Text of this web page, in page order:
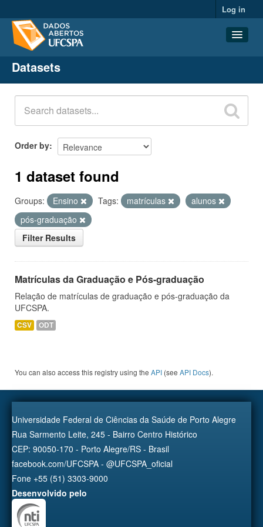
Log in
Datasets
Organizations
Groups
About
Datasets
Order by
1 dataset found
Groups: Ensino Tags: matrículas
alunos
pós-graduação
Filter Results
Matrículas da Graduação e Pós-graduação
Relação de matrículas de graduação e pós-graduação da
UFCSPA.
CSV ODT
You can also access this registry using the API (see API Docs).
Universidade Federal de Ciências da Saúde de Porto Alegre
Rua Sarmento Leite, 245 - Bairro Centro Histórico
CEP: 90050-170 - Porto Alegre/RS - Brasil
facebook.com/UFCSPA - @UFCSPA_oficial
Fone +55 (51) 3303-9000
Desenvolvido pelo